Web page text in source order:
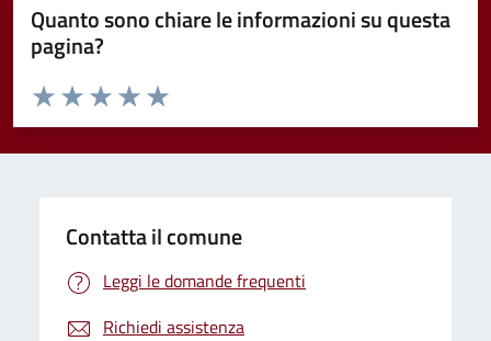
Quanto sono chiare le informazioni su questa
pagina?
Valuta da 1 a 5 stelle la pagina
Valuta 5 stelle su 5
Valuta 4 stelle su 5
Valuta 3 stelle su 5
Valuta 2 stelle su 5
Valuta 1 stelle su 5
Contatta il comune
Leggi le domande frequenti
Richiedi assistenza